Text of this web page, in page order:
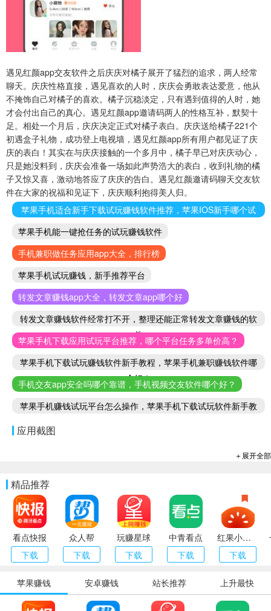
遇见红颜app交友软件之后庆庆对橘子展开了猛烈的追求，两人经常
聊天。庆庆性格直接，遇见喜欢的人时，庆庆会勇敢表达爱意，他从
不掩饰自己对橘子的喜欢。橘子沉稳淡定，只有遇到值得的人时，她
才会付出自己的真心。遇见红颜app邀请码两人的性格互补，默契十
足。相处一个月后，庆庆决定正式对橘子表白。庆庆送给橘子221个
初遇盒子礼物，成功登上电视墙，遇见红颜app所有用户都见证了庆
庆的表白！其实在与庆庆接触的一个多月中，橘子早已对庆庆动心，
只是她没料到，庆庆会准备一场如此声势浩大的表白，收到礼物的橘
子又惊又喜，激动地答应了庆庆的告白。遇见红颜邀请码聊天交友软
件在大家的祝福和见证下，庆庆顺利抱得美人归。
苹果手机适合新手下载试玩赚钱软件推荐，苹果IOS新手哪个试
玩赚钱软件好
苹果手机能一键抢任务的试玩赚钱软件
手机兼职做任务应用app大全，排行榜
苹果手机试玩赚钱，新手推荐平台
转发文章赚钱app大全，转发文章app哪个好
转发文章赚钱软件经常打不开，整理还能正常转发文章赚钱的软
件
苹果手机下载应用试玩平台推荐，哪个平台任务多单价高？
苹果手机下载试玩赚钱软件新手教程，苹果手机兼职赚钱软件哪
个好！
手机交友app安全吗哪个靠谱，手机视频交友软件哪个好？
苹果手机赚钱试玩平台怎么操作，苹果手机下载试玩软件新手教
应用截图
＋展开全部
精品推荐
看点快报
下载
众人帮
下载
玩赚星球
下载
中青看点
下载
红果小说（番茄小说）
下载
苹果赚钱 安卓赚钱 站长推荐 上升最快